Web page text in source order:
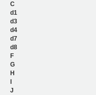
C
d1
d3
d4
d7
d8
F
G
H
J